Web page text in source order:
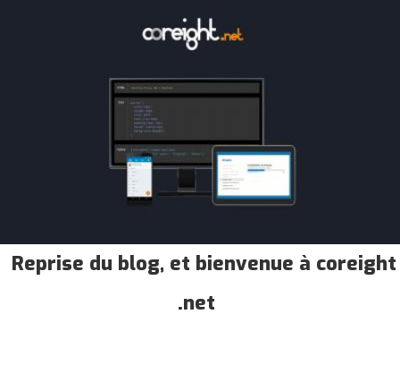
Reprise du blog, et bienvenue à coreight
.net